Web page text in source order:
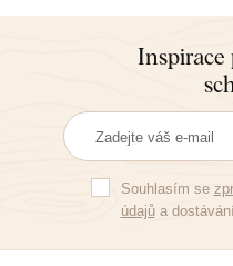
Inspirace
Souhlasím se
údajůa